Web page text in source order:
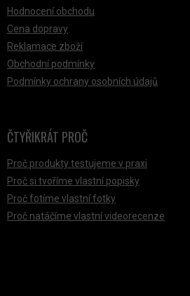
Hodnocení obchodu
Cena dopravy
Reklamace zboží
Obchodní podmínky
Podmínky ochrany osobních údajů
ČTYŘIKRÁT PROČ
Proč produkty testujeme v praxi
Proč si tvoříme vlastní popisky
Proč fotíme vlastní fotky
Proč natáčíme vlastní videorecenze